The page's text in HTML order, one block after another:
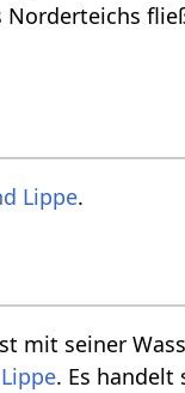
Norderteichs
Lippe.
mit seiner
Lippe. Es handelt